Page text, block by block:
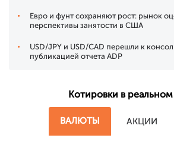
Евро и фунт сохраняют рост: рынок
перспективы занятости в США
USD/JPY и USD/CAD перешли к
публикацией отчета ADP
Котировки в
ВАЛЮТЫ АКЦИИ